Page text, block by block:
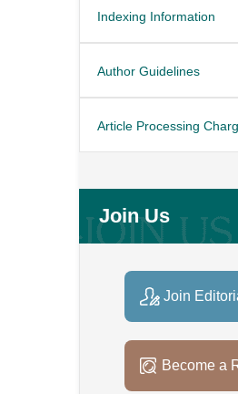
Indexing Information
Author Guidelines
Article Processing
Join Us
Join
Become a